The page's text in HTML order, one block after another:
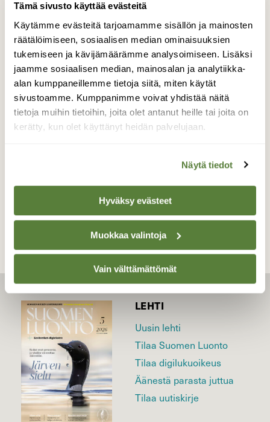
Tämä sivusto käyttää evästeitä
Käytämme evästeitä tarjoamamme sisällön ja mainosten
räätälöimiseen, sosiaalisen median ominaisuuksien
tukemiseen ja kävijämäärämme analysoimiseen. Lisäksi
jaamme sosiaalisen median, mainosalan ja analytiikka-
alan kumppaneillemme tietoja siitä, miten käytät
sivustoamme. Kumppanimme voivat yhdistää näitä
tietoja muihin tietoihin, joita olet antanut heille tai joita on
kerätty, kun olet käyttänyt heidän palvelujaan.
Näytä tiedot
Hyväksy evästeet
Muokkaa valintoja
Vain välttämättömät
Palokärjen ruokailua
LEHTI
Uusin lehti
Tilaa Suomen Luonto
Tilaa digilukuoikeus
Äänestä parasta juttua
Tilaa uutiskirje